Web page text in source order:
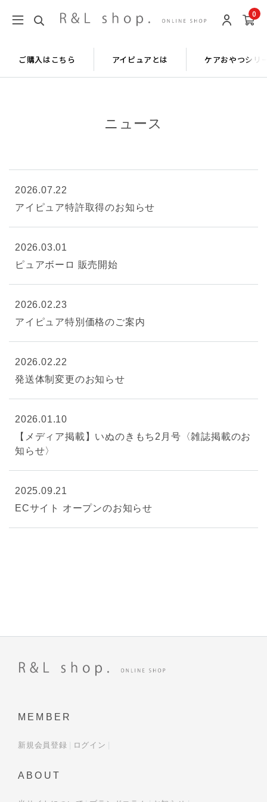
0
ご購入はこちら アイピュアとは ケアおやつシリ
ニュース
2026.07.22
アイピュア特許取得のお知らせ
2026.03.01
ピュアボーロ 販売開始
2026.02.23
アイピュア特別価格のご案内
2026.02.22
発送体制変更のお知らせ
2026.01.10
【メディア掲載】いぬのきもち2月号〈雑誌掲載のお
知らせ〉
2025.09.21
ECサイト オープンのお知らせ
MEMBER
新規会員登録 ログイン
ABOUT